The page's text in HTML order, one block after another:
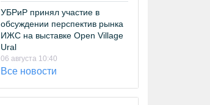
УБРиР принял участие в
обсуждении перспектив рынка
ИЖС на выставке Open Village
Ural
06 августа 10:40
Все новости